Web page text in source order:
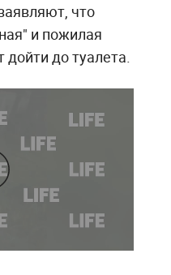
что
и пожилая
до туалета.